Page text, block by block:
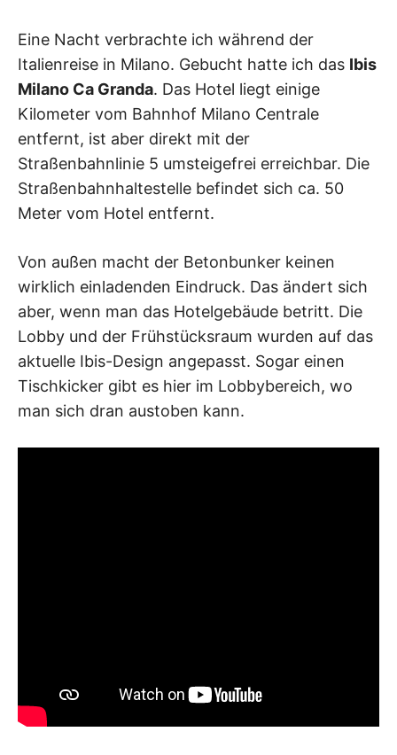
Eine Nacht verbrachte ich während der
Italienreise in Milano. Gebucht hatte ich das Ibis
Milano Ca Granda. Das Hotel liegt einige
Kilometer vom Bahnhof Milano Centrale
entfernt, ist aber direkt mit der
Straßenbahnlinie 5 umsteigefrei erreichbar. Die
Straßenbahnhaltestelle befindet sich ca. 50
Meter vom Hotel entfernt.
Von außen macht der Betonbunker keinen
wirklich einladenden Eindruck. Das ändert sich
aber, wenn man das Hotelgebäude betritt. Die
Lobby und der Frühstücksraum wurden auf das
aktuelle Ibis-Design angepasst. Sogar einen
Tischkicker gibt es hier im Lobbybereich, wo
man sich dran austoben kann.